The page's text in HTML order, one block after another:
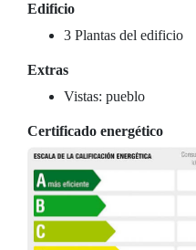
Edificio
3 Plantas del edificio
Extras
Vistas: pueblo
Certificado energético